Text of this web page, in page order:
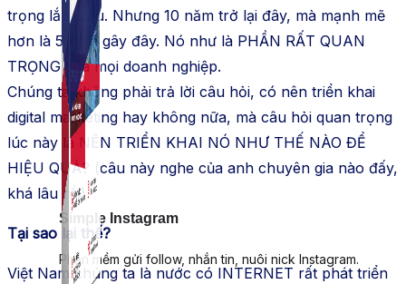
Simple Instagram
Phần mềm gửi follow, nhắn tin, nuôi nick Instagram.
trọng lắm đâu. Nhưng 10 năm trở lại đây, mà mạnh mẽ
hơn là 5 năm gây đây. Nó như là PHẦN RẤT QUAN
TRỌNG của mọi doanh nghiệp.
Chúng ta không phải trả lời câu hỏi, có nên triển khai
digital marketing hay không nữa, mà câu hỏi quan trọng
lúc này là NÊN TRIỂN KHAI NÓ NHƯ THẾ NÀO ĐỂ
HIỆU QUẢ? (câu này nghe của anh chuyên gia nào đấy,
khá lâu rồi).
Tại sao lại thế?
Việt Nam chúng ta là nước có INTERNET rất phát triển